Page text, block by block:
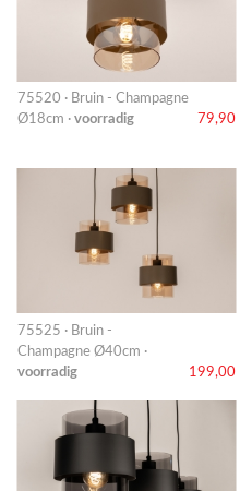
75520 · Bruin - Champagne
Ø18cm · voorradig 79,90
75525 · Bruin -
Champagne Ø40cm ·
voorradig
199,00